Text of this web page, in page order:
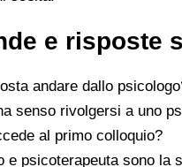
e risposte
andare dallo
senso rivolgersi a uno
al primo colloquio?
e psicoterapeuta sono la